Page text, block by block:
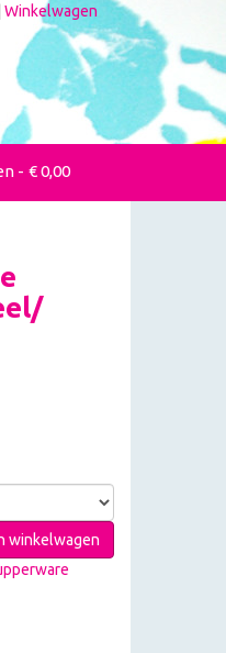
Winkelwagen
€ 0,00
winkelwagen